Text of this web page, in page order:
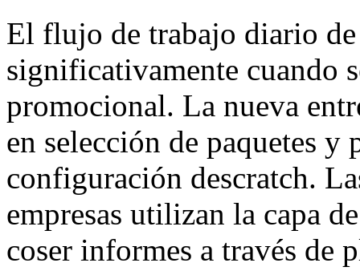
El flujo de trabajo diario
significativamente cuando
promocional. La nueva
en selección de paquetes
configuración descratch.
empresas utilizan la capa
coser informes a través de